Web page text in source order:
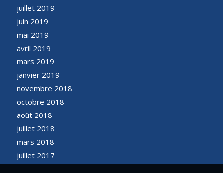
juillet 2019
juin 2019
mai 2019
avril 2019
mars 2019
janvier 2019
novembre 2018
octobre 2018
août 2018
juillet 2018
mars 2018
juillet 2017